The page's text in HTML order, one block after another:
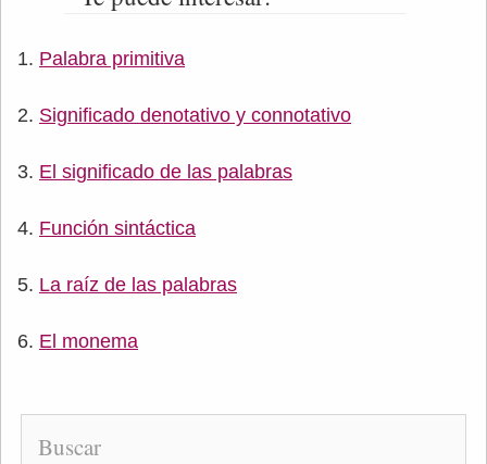
Palabra primitiva
Significado denotativo y connotativo
El significado de las palabras
Función sintáctica
La raíz de las palabras
El monema
Buscar